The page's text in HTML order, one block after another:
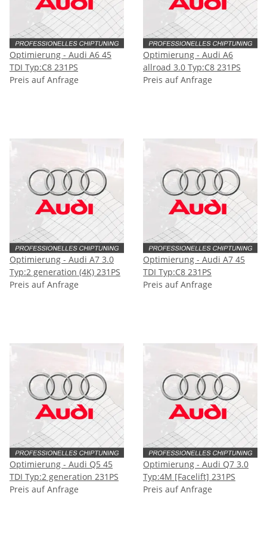
Optimierung - Audi A6 45
TDI Typ:C8 231PS
Preis auf Anfrage
Optimierung - Audi A6
allroad 3.0 Typ:C8 231PS
Preis auf Anfrage
Optimierung - Audi A7 3.0
Typ:2 generation (4K) 231PS
Preis auf Anfrage
Optimierung - Audi A7 45
TDI Typ:C8 231PS
Preis auf Anfrage
Optimierung - Audi Q5 45
TDI Typ:2 generation 231PS
Preis auf Anfrage
Optimierung - Audi Q7 3.0
Typ:4M [Facelift] 231PS
Preis auf Anfrage